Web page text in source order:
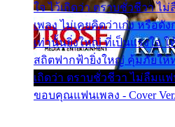
ใจ ไว้เถิดว่า ตราบชั่วชีวา ไ
เพลง ไม่เคยคิดว่าเก่ง หรือดั
เท่านั้นยิ่งใหญ่ ที่เป็นแรงใจ ใ
สถิตฟากฟ้ายิ่งใหญ่ คุ้มภัยให้
เถิดว่า ตราบชั่วชีวา ไม่ลืมแฟ
ขอบคุณแฟนเพลง - Cover